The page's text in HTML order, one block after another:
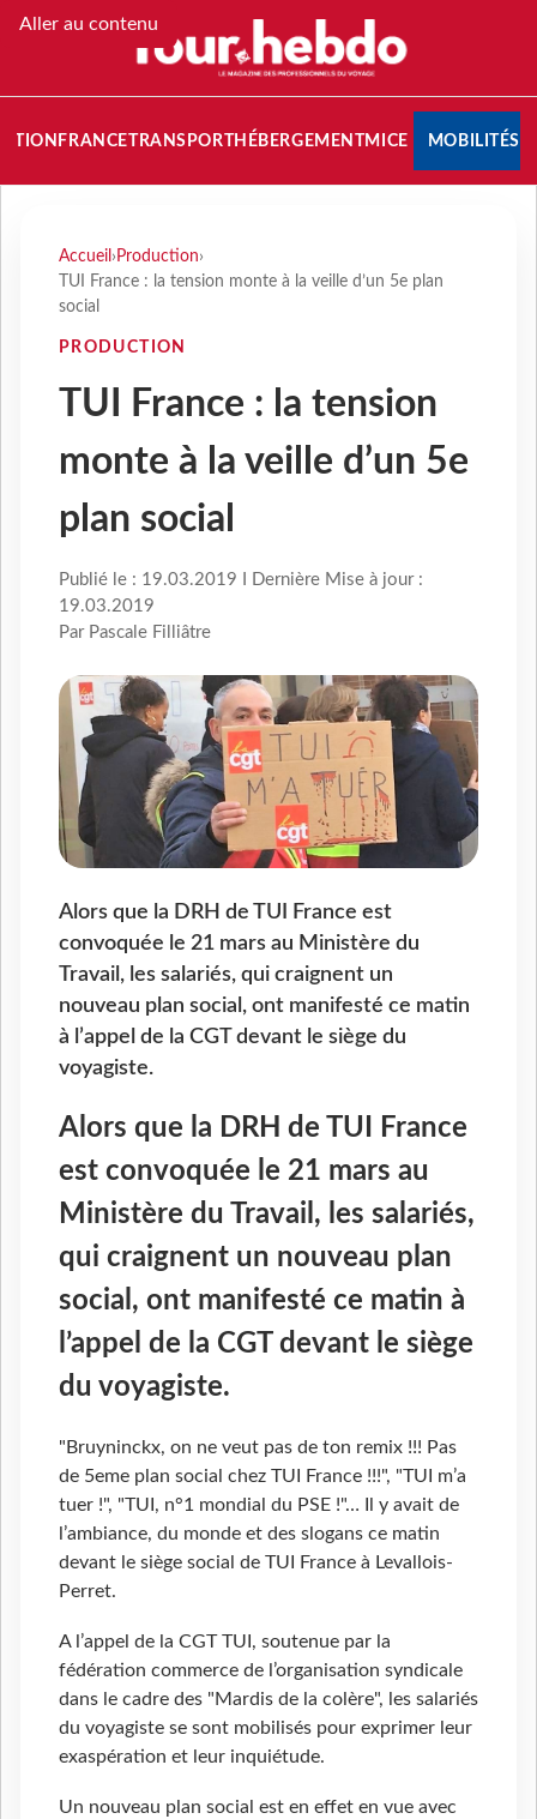
Aller au contenu
FRANCETRANSPORT HÉBERGEMENTMICE MOBILITÉS
Accueil › Production›
TUI France : la tension monte à la veille d’un 5e plan
social
PRODUCTION
TUI France : la tension
monte à la veille d’un 5e
plan social
Publié le : 19.03.2019 I Dernière Mise à jour :
19.03.2019
Par Pascale Filliâtre
Alors que la DRH de TUI France est
convoquée le 21 mars au Ministère du
Travail, les salariés, qui craignent un
nouveau plan social, ont manifesté ce matin
à l’appel de la CGT devant le siège du
voyagiste.
Alors que la DRH de TUI France
est convoquée le 21 mars au
Ministère du Travail, les salariés,
qui craignent un nouveau plan
social, ont manifesté ce matin à
l’appel de la CGT devant le siège
du voyagiste.
"Bruyninckx, on ne veut pas de ton remix !!! Pas
de 5eme plan social chez TUI France !!!", "TUI m’a
tuer !", "TUI, n°1 mondial du PSE !"… Il y avait de
l’ambiance, du monde et des slogans ce matin
devant le siège social de TUI France à Levallois-
Perret.
A l’appel de la CGT TUI, soutenue par la
fédération commerce de l’organisation syndicale
dans le cadre des "Mardis de la colère", les salariés
du voyagiste se sont mobilisés pour exprimer leur
exaspération et leur inquiétude.
Un nouveau plan social est en effet en vue avec